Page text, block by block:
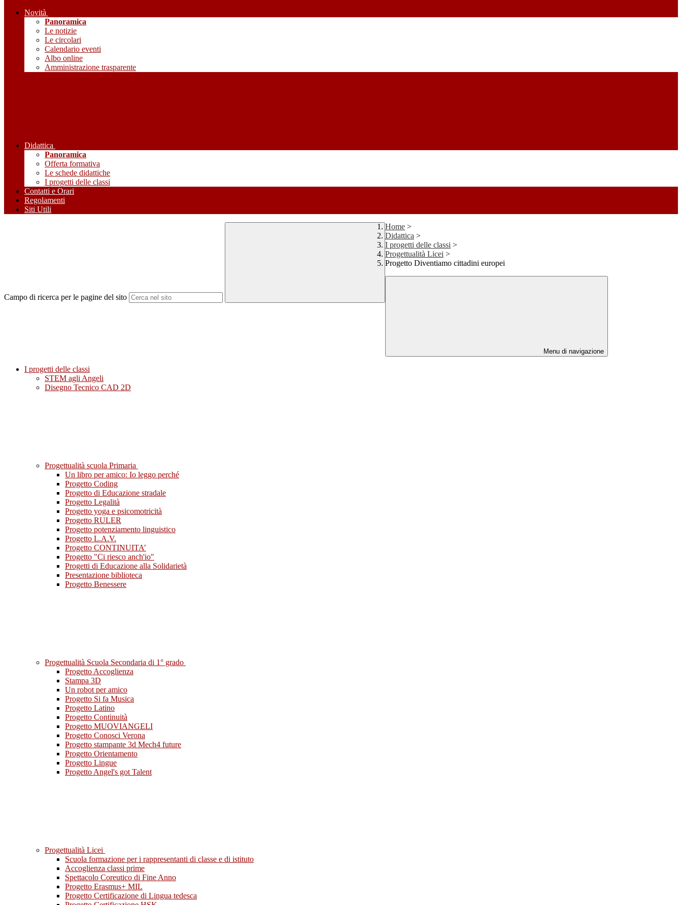
Novità
Panoramica
Le notizie
Le circolari
Calendario eventi
Albo online
Amministrazione trasparente
Didattica
Panoramica
Offerta formativa
Le schede didattiche
I progetti delle classi
Contatti e Orari
Regolamenti
Siti Utili
Campo di ricerca per le pagine del sito
Home >
Didattica >
I progetti delle classi >
Progettualità Licei >
Progetto Diventiamo cittadini europei
Menu di navigazione
I progetti delle classi
STEM agli Angeli
Disegno Tecnico CAD 2D
Progettualità scuola Primaria
Un libro per amico: Io leggo perché
Progetto Coding
Progetto di Educazione stradale
Progetto Legalità
Progetto yoga e psicomotricità
Progetto RULER
Progetto potenziamento linguistico
Progetto L.A.V.
Progetto CONTINUITA’
Progetto "Ci riesco anch'io"
Progetti di Educazione alla Solidarietà
Presentazione biblioteca
Progetto Benessere
Progettualità Scuola Secondaria di 1° grado
Progetto Accoglienza
Stampa 3D
Un robot per amico
Progetto Si fa Musica
Progetto Latino
Progetto Continuità
Progetto MUOVIANGELI
Progetto Conosci Verona
Progetto stampante 3d Mech4 future
Progetto Orientamento
Progetto Lingue
Progetto Angel's got Talent
Progettualità Licei
Scuola formazione per i rappresentanti di classe e di istituto
Accoglienza classi prime
Spettacolo Coreutico di Fine Anno
Progetto Erasmus+ MIL
Progetto Certificazione di Lingua tedesca